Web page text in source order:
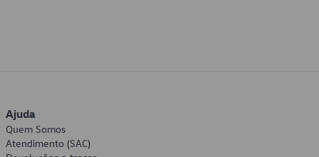
Ajuda
Quem Somos
Atendimento (SAC)